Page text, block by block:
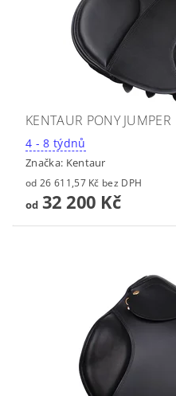
KENTAUR PONY JUMPER
4 - 8 týdnů
Značka: Kentaur
od 26 611,57 Kč bez DPH
od32 200 Kč